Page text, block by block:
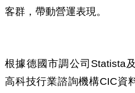
客群，帶動營運表現。
根據德國市調公司Statista
高科技行業諮詢機構CIC資